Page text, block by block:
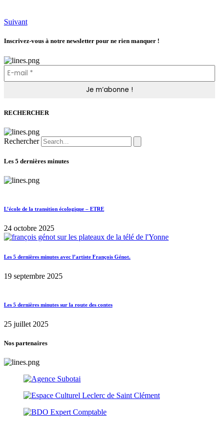
Suivant
Inscrivez-vous à notre newsletter pour ne rien manquer !
RECHERCHER
Rechercher
Les 5 dernières minutes
L’école de la transition écologique – ETRE
24 octobre 2025
Les 5 dernières minutes avec l’artiste François Génot.
19 septembre 2025
Les 5 dernières minutes sur la route des contes
25 juillet 2025
Nos partenaires